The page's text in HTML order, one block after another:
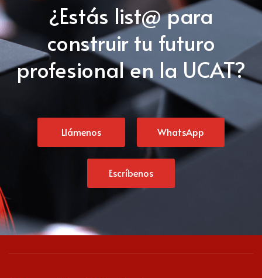
¿Estás list@ para
construir tu futuro
profesional en la UCAT?
Llámenos WhatsApp
Escríbenos